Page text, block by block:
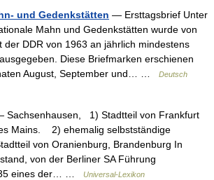
und Gedenkstätten — Ersttagsbrief Unter
Mahn und Gedenkstätten wurde von
der DDR von 1963 an jährlich mindestens
Diese Briefmarken erschienen
August, September und… …
Deutsch
Sachsenhausen, 1) Stadtteil von Frankfurt
Mains. 2) ehemalig selbstständige
von Oranienburg, Brandenburg In
von der Berliner SA Führung
eines der… …
Universal-Lexikon